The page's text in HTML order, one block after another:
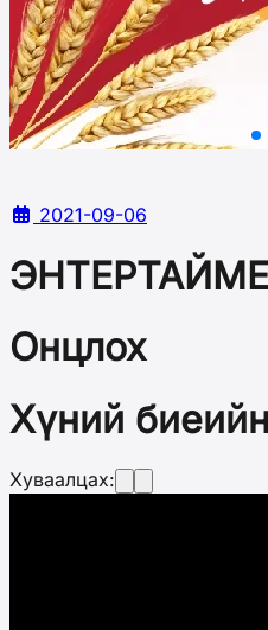
2021-09-06
Онцлох
Хүний
Хуваалцах: